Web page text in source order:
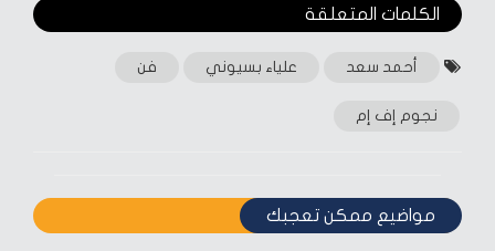
الكلمات المتعلقة‎
أحمد سعد علياء بسيوني فن
نجوم إف إم
مواضيع ممكن تعجبك